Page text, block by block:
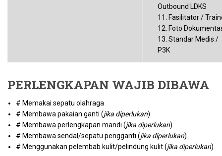
Outbound LDKS
11. Fasilitator /
12. Foto
13. Standar Medis /
P3K
PERLENGKAPAN WAJIB DIBAWA
# Memakai sepatu olahraga
# Membawa pakaian ganti (jika diperlukan)
# Membawa perlengkapan mandi (jika diperlukan)
# Membawa sendal/sepatu pengganti (jika diperlukan)
# Menggunakan pelembab kulit/pelindung kulit (jika diperlukan)